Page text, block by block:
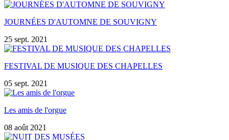
JOURNÉES D'AUTOMNE DE SOUVIGNY
25 sept. 2021
FESTIVAL DE MUSIQUE DES CHAPELLES
05 sept. 2021
Les amis de l'orgue
08 août 2021